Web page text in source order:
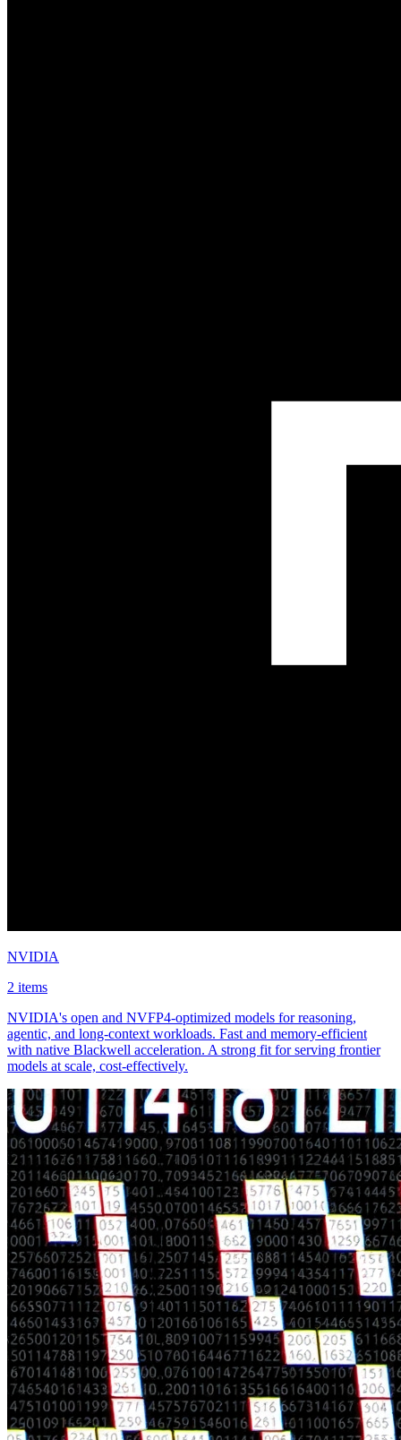
NVIDIA
2 items
NVIDIA's open and NVFP4-optimized models for reasoning,
agentic, and long-context workloads. Fast and memory-efficient
with native Blackwell acceleration. A strong fit for serving frontier
models at scale, cost-effectively.